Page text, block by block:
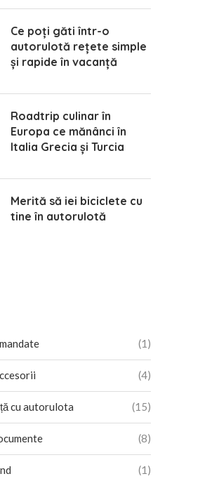
Ce poți găti într-o
autorulotă rețete simple
și rapide în vacanță
Roadtrip culinar în
Europa ce mănânci în
Italia Grecia și Turcia
Merită să iei biciclete cu
tine în autorulotă
(1)
(4)
cu autorulota (15)
(8)
(1)